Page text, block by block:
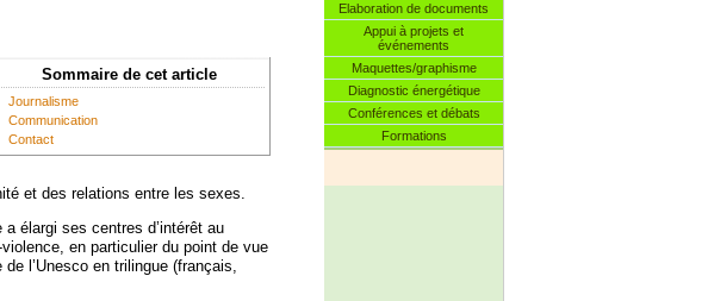
Elaboration de documents
Appui à projets et
événements
Maquettes/graphisme
Diagnostic énergétique
Conférences et débats
Formations
Sommaire de cet article
Journalisme
Communication
Contact
et des relations entre les sexes.
élargi ses centres d’intérêt au
en particulier du point de vue
l’Unesco en trilingue (français,